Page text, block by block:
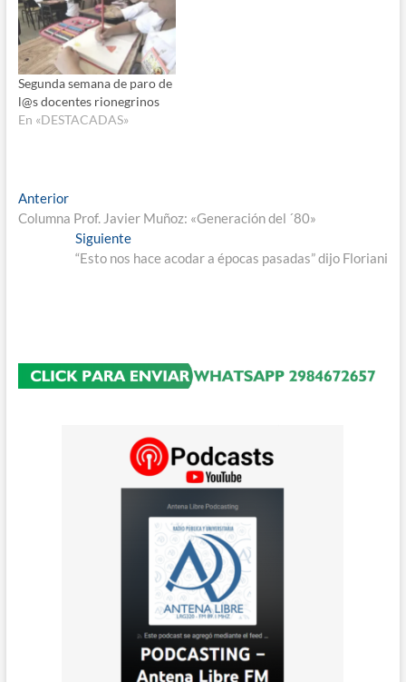
Segunda semana de paro de
l@s docentes rionegrinos
En «DESTACADAS»
Navegación
de
entradas
AnteriorEntrada
anterior:
Columna Prof. Javier Muñoz: «Generación del ´80»
SiguienteEntrada
siguiente:
“Esto nos hace acodar a épocas pasadas” dijo Floriani